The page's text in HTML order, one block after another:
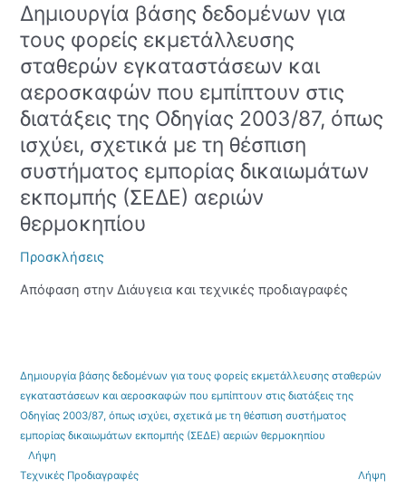
Δημιουργία βάσης δεδομένων για
τους φορείς εκμετάλλευσης
σταθερών εγκαταστάσεων και
αεροσκαφών που εμπίπτουν στις
διατάξεις της Οδηγίας 2003/87, όπως
ισχύει, σχετικά με τη θέσπιση
συστήματος εμπορίας δικαιωμάτων
εκπομπής (ΣΕΔΕ) αεριών
θερμοκηπίου
Προσκλήσεις
Απόφαση στην Διάυγεια και τεχνικές προδιαγραφές
Δημιουργία βάσης δεδομένων για τους φορείς εκμετάλλευσης σταθερών
εγκαταστάσεων και αεροσκαφών που εμπίπτουν στις διατάξεις της
Οδηγίας 2003/87, όπως ισχύει, σχετικά με τη θέσπιση συστήματος
εμπορίας δικαιωμάτων εκπομπής (ΣΕΔΕ) αεριών θερμοκηπίου
Λήψη
Τεχνικές Προδιαγραφές
Λήψη
Δημιουργία
βάσης
δεδομένων
για
τους
φορείς
εκμετάλλευσης
σταθερών
εγκαταστάσεων
και
αεροσκαφών
που
εμπίπτουν
στις
διατάξεις
όπως
σχετικά
τη
θέσπιση